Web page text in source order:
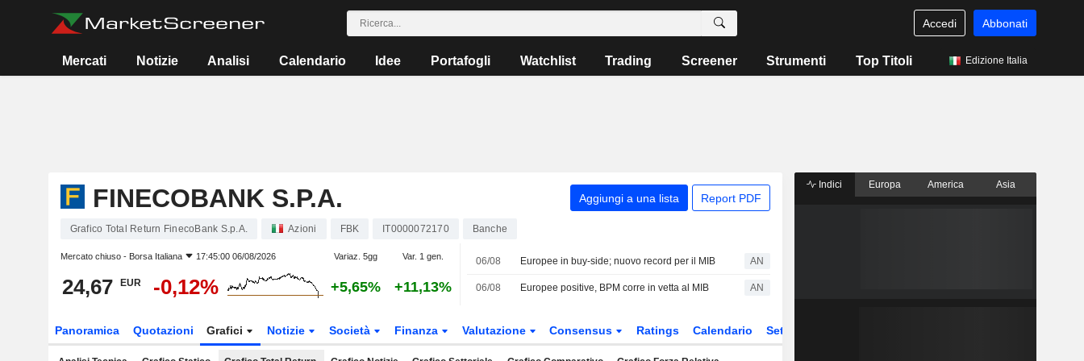
Accedi Abbonati
Mercati Notizie Analisi Calendario Idee Portafogli Watchlist Trading Screener Strumenti Top Titoli Edizione Italia
FINECOBANK S.P.A. Aggiungi a una lista Report PDF
Grafico Total Return FinecoBank S.p.A. Azioni FBK IT0000072170 Banche
Mercato chiuso - Borsa Italiana 17:45:00 06/08/2026 Variaz. 5gg Var. 1 gen.
24,67 EUR -0,12% +5,65% +11,13%
06/08 Europee in buy-side; nuovo record per il MIB AN
06/08 Europee positive, BPM corre in vetta al MIB AN
Panoramica Quotazioni Grafici Notizie Società Finanza Valutazione Consensus Ratings Calendario Settore
Indici Europa America Asia